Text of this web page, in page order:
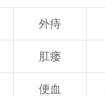
外痔
肛瘘
便血